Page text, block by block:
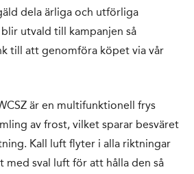
dela ärliga och utförliga
utvald till kampanjen så
till att genomföra köpet via vår
är en multifunktionell frys
av frost, vilket sparar besväret
Kall luft flyter i alla riktningar
sval luft för att hålla den så